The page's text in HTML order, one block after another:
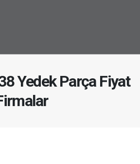
Yedek Parça Fiyat